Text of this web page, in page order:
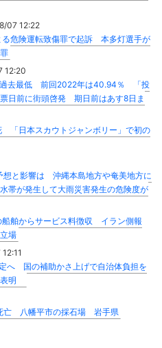
07 12:22
る危険運転致傷罪で起訴 本多灯選手が
12:20
過去最低 前回2022年は40.94％ 「投
日前に街頭啓発 期日前はあす8日ま
日本スカウトジャンボリー」で初の
想と影響は 沖縄本島地方や奄美地方に
が発生して大雨災害発生の危険度が
船舶からサービス料徴収 イラン側報
場
へ 国の補助かさ上げで自治体負担を
表明
亡 八幡平市の採石場 岩手県